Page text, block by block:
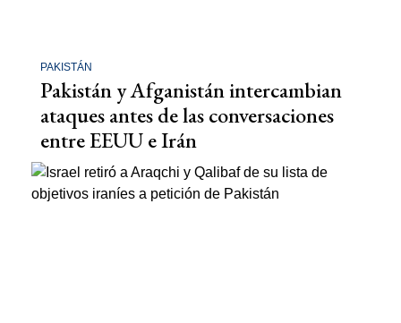
PAKISTÁN
Pakistán y Afganistán intercambian
ataques antes de las conversaciones
entre EEUU e Irán